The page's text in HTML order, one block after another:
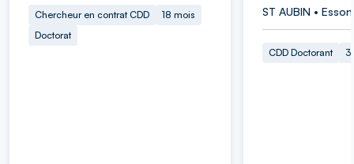
Chercheur en contrat CDD
18 mois
Doctorat
ST AUBIN •
CDD Doctorant